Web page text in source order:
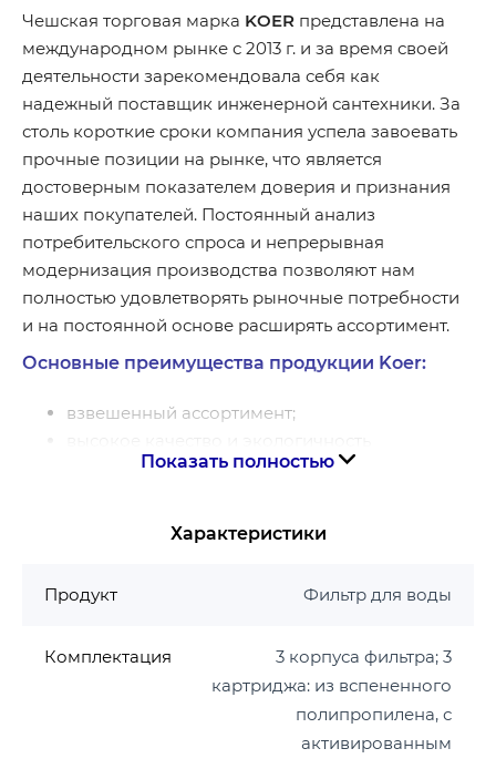
Чешская торговая марка KOER представлена ​​на
международном рынке с 2013 г. и за время своей
деятельности зарекомендовала себя как
надежный поставщик инженерной сантехники. За
столь короткие сроки компания успела завоевать
прочные позиции на рынке, что является
достоверным показателем доверия и признания
наших покупателей. Постоянный анализ
потребительского спроса и непрерывная
модернизация производства позволяют нам
полностью удовлетворять рыночные потребности
и на постоянной основе расширять ассортимент.
Основные преимущества продукции Koer:
взвешенный ассортимент;
материалов, из которых изготовлена ​​
удобство монтажа;
надежность;
адаптирована для эксплуатации с учетом
характеристик отечественных инженерных
вся продукция KOER производится на
Показать полностью
Характеристики
Продукт Фильтр для воды
Комплектация
3 корпуса фильтра; 3
картриджа: из вспененного
полипропилена, с
активированным